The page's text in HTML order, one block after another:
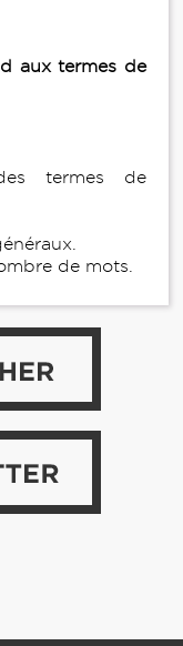
aux termes de
termes de
de mots.